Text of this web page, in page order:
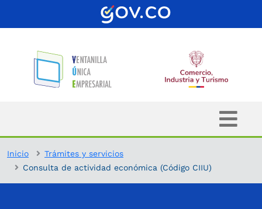
Inicio
Trámites y servicios
Consulta de actividad económica (Código CIIU)